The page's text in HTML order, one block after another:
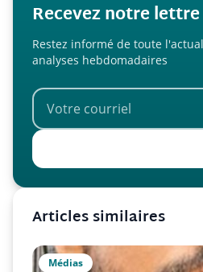
Recevez notre
Restez informé de toute
analyses hebdomadaires
Articles similaires
Médias